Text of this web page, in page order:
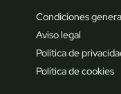
Condiciones
Aviso legal
Política de
Política de cookies